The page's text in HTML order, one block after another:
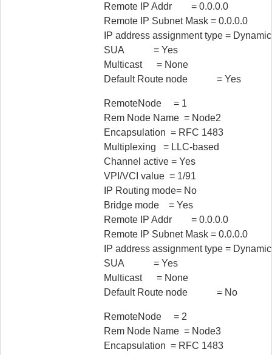
Remote IP Addr = 0.0.0.0
Remote IP Subnet Mask = 0.0.0.0
IP address assignment type = Dynamic
SUA = Yes
Multicast = None
Default Route node = Yes
RemoteNode = 1
Rem Node Name = Node2
Encapsulation = RFC 1483
Multiplexing = LLC-based
Channel active = Yes
VPI/VCI value = 1/91
IP Routing mode= No
Bridge mode = Yes
Remote IP Addr = 0.0.0.0
Remote IP Subnet Mask = 0.0.0.0
IP address assignment type = Dynamic
SUA = Yes
Multicast = None
Default Route node = No
RemoteNode = 2
Rem Node Name = Node3
Encapsulation = RFC 1483